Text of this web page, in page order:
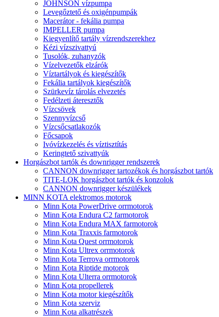
JOHNSON vízpumpa
Levegőztető és oxigénpumpák
Macerátor - fekália pumpa
IMPELLER pumpa
Kiegyenlítő tartály vízrendszerekhez
Kézi vízszivattyú
Tusolók, zuhanyzók
Vízelvezetők elzárók
Víztartályok és kiegészítők
Fekália tartályok kiegészítők
Szürkevíz tárolás elvezetés
Fedélzeti áteresztők
Vízcsövek
Szennyvízcső
Vízcsőcsatlakozók
Főcsapok
Ivóvízkezelés és víztisztítás
Keringtető szivattyúk
Horgászbot tartók és downrigger rendszerek
CANNON downrigger tartozékok és horgászbot tartók
TITE-LOK horgászbot tartók és konzolok
CANNON downrigger készülékek
MINN KOTA elektromos motorok
Minn Kota PowerDrive orrmotorok
Minn Kota Endura C2 farmotorok
Minn Kota Endura MAX farmotorok
Minn Kota Traxxis farmotorok
Minn Kota Quest orrmotorok
Minn Kota Ultrex orrmotorok
Minn Kota Terrova orrmotorok
Minn Kota Riptide motorok
Minn Kota Ulterra orrmotorok
Minn Kota propellerek
Minn Kota motor kiegészítők
Minn Kota szerviz
Minn Kota alkatrészek